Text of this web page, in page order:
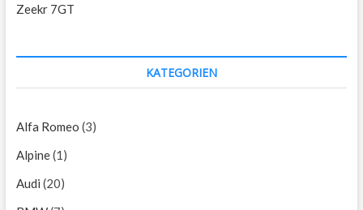
Zeekr 7GT
KATEGORIEN
Alfa Romeo (3)
Alpine(1)
Audi (20)